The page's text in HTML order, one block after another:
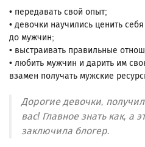
• передавать свой опыт;
• девочки научились ценить
до мужчин;
• выстраивать правильные
• любить мужчин и дарить им
взамен получать мужские
Дорогие девочки,
вас! Главное знать как, а
заключила блогер.